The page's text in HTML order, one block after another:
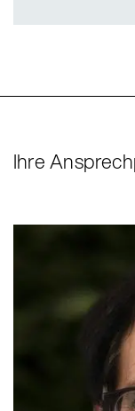
„Ich habe
„Ich fühle
meine
Ihre